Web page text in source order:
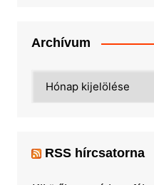
Archívum
RSS hírcsatorna